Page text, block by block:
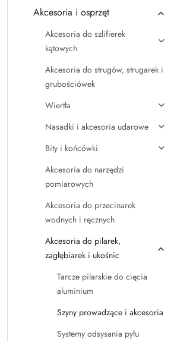
Akcesoria i osprzęt
Akcesoria do szlifierek
kątowych
Akcesoria do strugów, strugarek i
grubościówek
Wiertła
Nasadki i akcesoria udarowe
Bity i końcówki
Akcesoria do narzędzi
pomiarowych
Akcesoria do przecinarek
wodnych i ręcznych
Akcesoria do pilarek,
zagłębiarek i ukośnic
Tarcze pilarskie do cięcia
aluminium
Szyny prowadzące i akcesoria
Systemy odsysania pyłu